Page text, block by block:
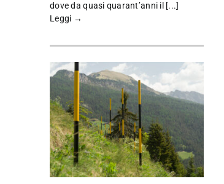
dove da quasi quarant’anni il [...]
Leggi →